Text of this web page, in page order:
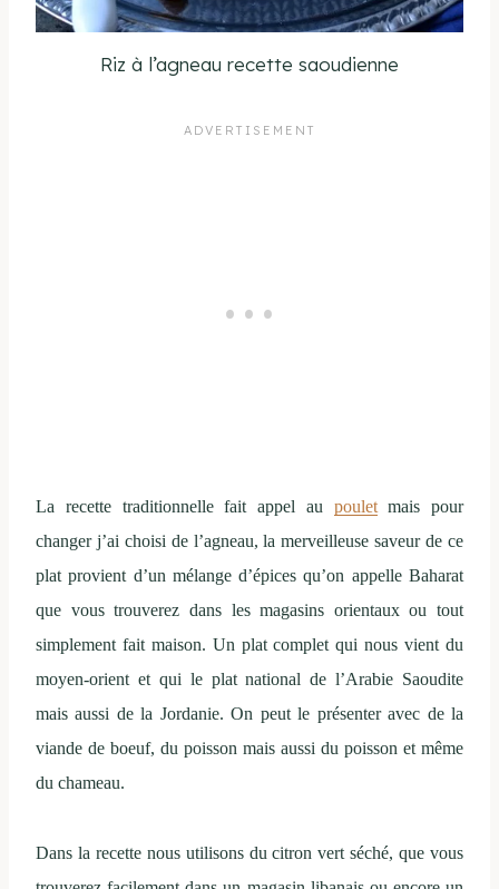
Riz à l’agneau recette saoudienne
La recette traditionnelle fait appel au pouletmais pour
changer j’ai choisi de l’agneau, la merveilleuse saveur de ce
plat provient d’un mélange d’épices qu’on appelle Baharat
que vous trouverez dans les magasins orientaux ou tout
simplement fait maison. Un plat complet qui nous vient du
moyen-orient et qui le plat national de l’Arabie Saoudite
mais aussi de la Jordanie. On peut le présenter avec de la
viande de boeuf, du poisson mais aussi du poisson et même
du chameau.
Dans la recette nous utilisons du citron vert séché, que vous